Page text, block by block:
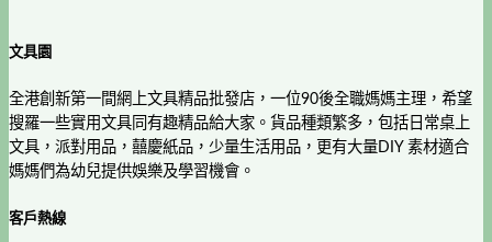
文具園
全港創新第一間網上文具精品批發店，一位90後全職媽媽主理，希望
搜羅一些實用文具同有趣精品給大家。貨品種類繁多，包括日常桌上
文具，派對用品，囍慶紙品，少量生活用品，更有大量DIY 素材適合
媽媽們為幼兒提供娛樂及學習機會。
客戶熱線